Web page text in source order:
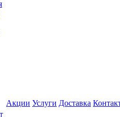
Акции Услуги Доставка